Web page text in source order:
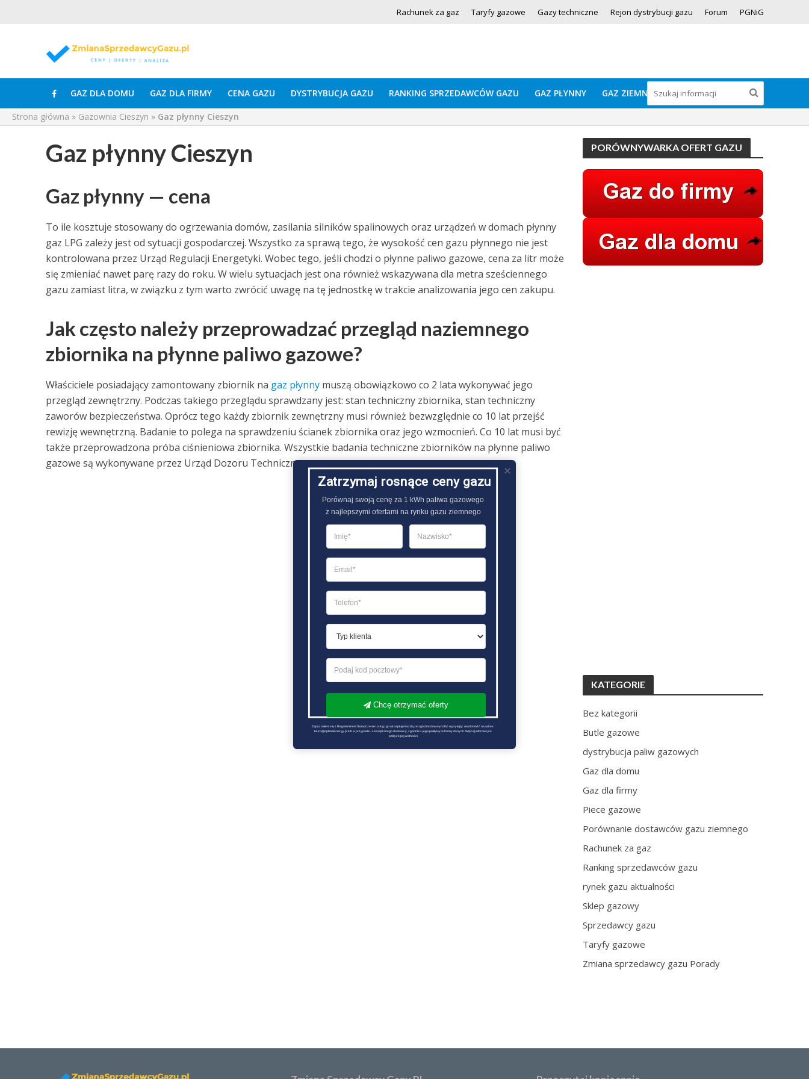
Rachunek za gaz Taryfy gazowe Gazy techniczne Rejon dystrybucji gazu Forum PGNiG
GAZ DLA DOMU GAZ DLA FIRMY CENA GAZU DYSTRYBUCJA GAZU RANKING SPRZEDAWCÓW GAZU GAZ PŁYNNY GAZ ZIEMNY
Strona główna » Gazownia Cieszyn » Gaz płynny Cieszyn
Gaz płynny Cieszyn
Gaz płynny — cena
To ile kosztuje stosowany do ogrzewania domów, zasilania silników spalinowych oraz urządzeń w domach płynny
gaz LPG zależy jest od sytuacji gospodarczej. Wszystko za sprawą tego, że wysokość cen gazu płynnego nie jest
kontrolowana przez Urząd Regulacji Energetyki. Wobec tego, jeśli chodzi o płynne paliwo gazowe, cena za litr może
się zmieniać nawet parę razy do roku. W wielu sytuacjach jest ona również wskazywana dla metra sześciennego
gazu zamiast litra, w związku z tym warto zwrócić uwagę na tę jednostkę w trakcie analizowania jego cen zakupu.
Jak często należy przeprowadzać przegląd naziemnego
zbiornika na płynne paliwo gazowe?
Właściciele posiadający zamontowany zbiornik na gaz płynnymuszą obowiązkowo co 2 lata wykonywać jego
przegląd zewnętrzny. Podczas takiego przeglądu sprawdzany jest: stan techniczny zbiornika, stan techniczny
zaworów bezpieczeństwa. Oprócz tego każdy zbiornik zewnętrzny musi również bezwzględnie co 10 lat przejść
rewizję wewnętrzną. Badanie to polega na sprawdzeniu ścianek zbiornika oraz jego wzmocnień. Co 10 lat musi być
także przeprowadzona próba ciśnieniowa zbiornika. Wszystkie badania techniczne zbiorników na płynne paliwo
gazowe są wykonywane przez Urząd Dozoru Technicznego..
PORÓWNYWARKA OFERT GAZU
KATEGORIE
Bez kategorii
Butle gazowe
dystrybucja paliw gazowych
Gaz dla domu
Gaz dla firmy
Piece gazowe
Porównanie dostawców gazu ziemnego
Rachunek za gaz
Ranking sprzedawców gazu
rynek gazu aktualności
Sklep gazowy
Sprzedawcy gazu
Taryfy gazowe
Zmiana sprzedawcy gazu Porady
Zatrzymaj rosnące ceny gazu
Porównaj swoją cenę za 1 kWh paliwa gazowego
z najlepszymi ofertami na rynku gazu ziemnego
Chcę otrzymać oferty
Zapoznałem się z Regulaminem Świadczenie Usług i go akceptuję Każdą ze zgód można wycofać wysyłając wiadomość na adres
biuro@optimalenergy.pl lub w przypadku zewnętrznego dostawcy, zgodnie z jego polityką ochrony danych. Więcej informacji w
polityce prywatności